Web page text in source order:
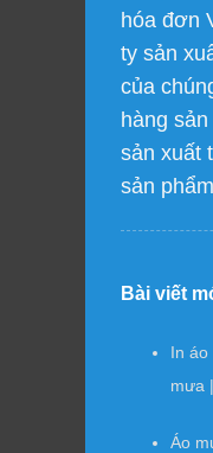
hóa đơn
ty sản
của
hàng
sản xuất
sản
Bài viết
In áo
mưa
Áo